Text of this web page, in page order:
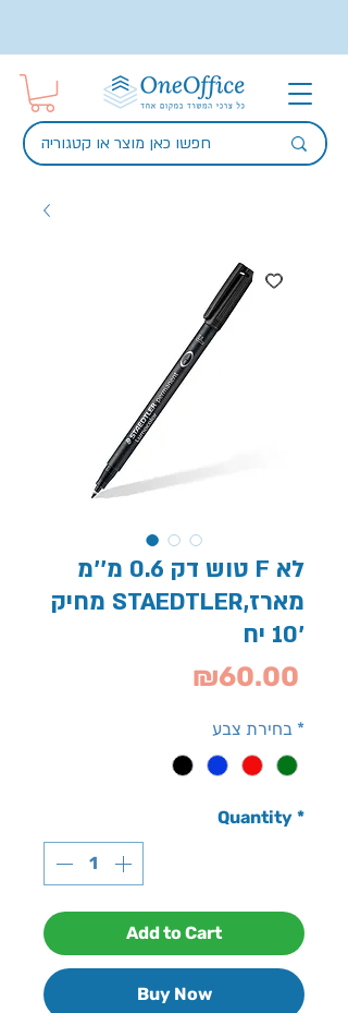
טוש דק 0.6 מ''מ F לא
מחיק STAEDTLER,מארז
10 יח'
₪60.00
בחירת צבע *
Quantity *
Add to Cart
Buy Now